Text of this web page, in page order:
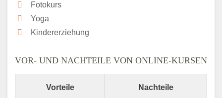
Fotokurs
Yoga
Kindererziehung
VOR- UND NACHTEILE VON ONLINE-KURSEN
Vorteile Nachteile